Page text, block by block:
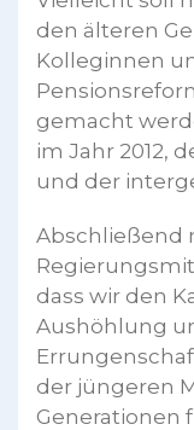
den älteren
Kolleginnen
gemacht
im Jahr 2012,
und der
Abschließend
dass wir den
Aushöhlung
der jüngeren
Generationen